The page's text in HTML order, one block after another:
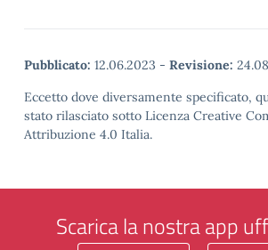
Pubblicato: 12.06.2023 - Revisione:
Eccetto dove diversamente specificato,
stato rilasciato sotto Licenza Creative
Attribuzione 4.0 Italia.
Scarica la nostra app